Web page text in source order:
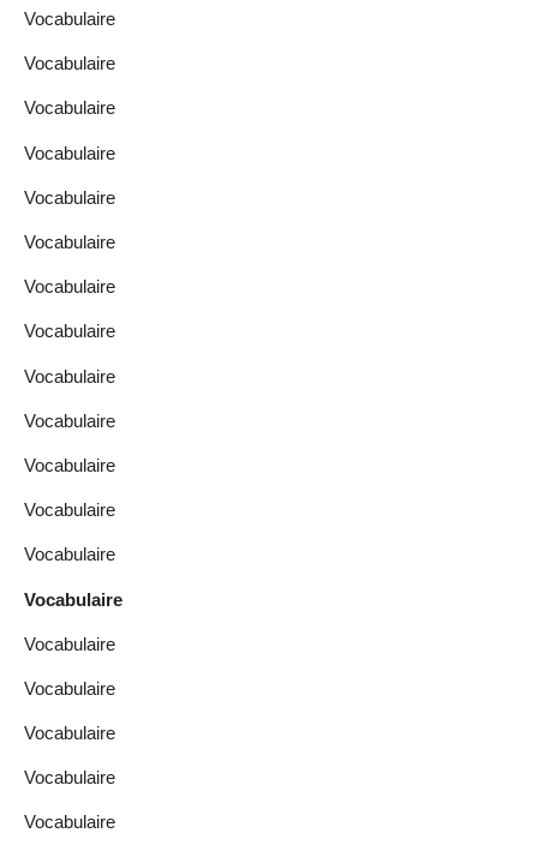
Vocabulaire
Vocabulaire
Vocabulaire
Vocabulaire
Vocabulaire
Vocabulaire
Vocabulaire
Vocabulaire
Vocabulaire
Vocabulaire
Vocabulaire
Vocabulaire
Vocabulaire
Vocabulaire
Vocabulaire
Vocabulaire
Vocabulaire
Vocabulaire
Vocabulaire